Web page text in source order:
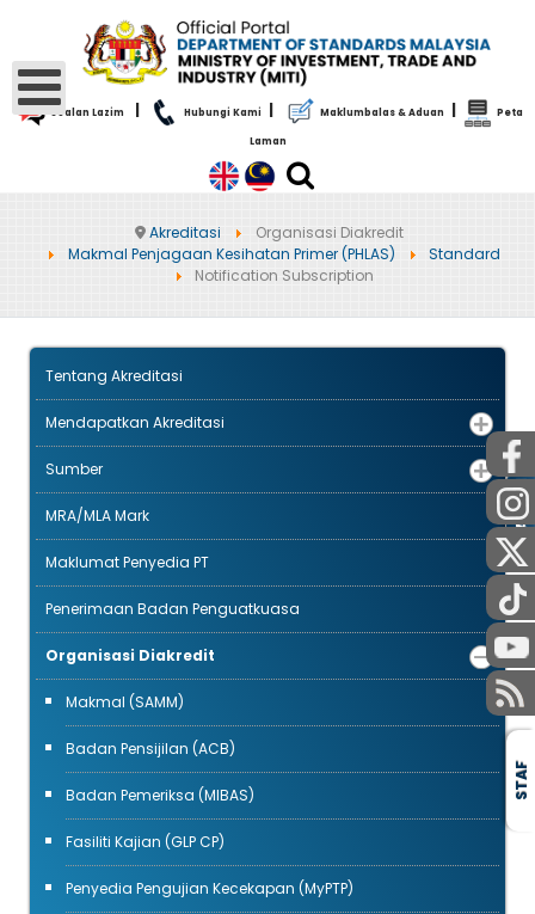
Soalan Lazim Hubungi Kami| Maklumbalas & Aduan Peta
Laman
Akreditasi
Organisasi Diakredit
Makmal Penjagaan Kesihatan Primer (PHLAS)
Standard
Notification Subscription
Tentang Akreditasi
Mendapatkan Akreditasi
Sumber
MRA/MLA Mark
Maklumat Penyedia PT
Penerimaan Badan Penguatkuasa
Organisasi Diakredit
Makmal (SAMM)
Badan Pensijilan (ACB)
Badan Pemeriksa (MIBAS)
Fasiliti Kajian (GLP CP)
Penyedia Pengujian Kecekapan (MyPTP)
AWAM
STAF